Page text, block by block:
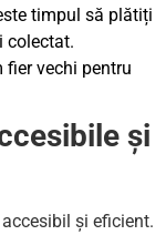
timpul să plătiți
colectat.
vechi pentru
și
și eficient.